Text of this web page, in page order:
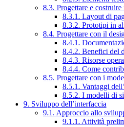
8.3. Progettare e costruire
8.3.1. Layout di
8.3.2. Prototipi in
8.4. Progettare con il
8.4.1.
8.4.2. Benefici del
8.4.3. Risorse
8.4.4. Come
8.5. Progettare con i
8.5.1. Vantaggi
8.5.2. I modelli di
9. Sviluppo dell’interfaccia
9.1. Approccio allo
9.1.1. Attività